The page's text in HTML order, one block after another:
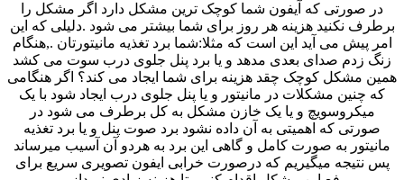
در صورتی که آیفون شما کوچک ترین مشکل دارد اگر مشکل را
برطرف نکنید هزینه هر روز برای شما بیشتر می شود .دلیلی که این
امر پیش می آید این است که مثلا:شما برد تغذیه مانیتورتان .,هنگام
زنگ زدم صدای بعدی مدهد و یا برد پنل جلوی درب سوت می کشد
همین مشکل کوچک چقد هزینه برای شما ایجاد می کند؟ اگر هنگامی
که چنین مشکلات در مانیتور و یا پنل جلوی درب ایجاد شود با یک
میکروسویچ و یا یک خازن مشکل به کل برطرف می شود در
صورتی که اهمیتی به آن داده نشود برد صوت پنل و یا برد تغذیه
مانیتور به صورت کامل و گاهی این برد به هردو آن آسیب میرساند
پس نتیجه میگیریم که درصورت خرابی ایفون تصویری سریع برای